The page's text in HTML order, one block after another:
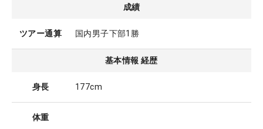
成績
ツアー通算 国内男子下部1勝
基本情報 経歴
身長 177cm
体重